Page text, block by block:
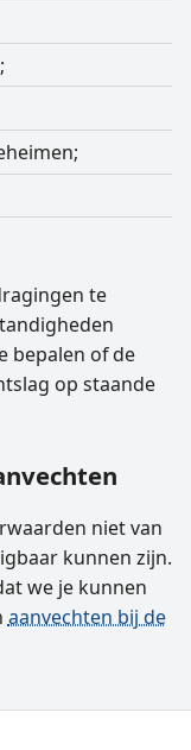
te
bepalen of de
op staande
niet van
kunnen zijn.
we je kunnen
aanvechten bij de